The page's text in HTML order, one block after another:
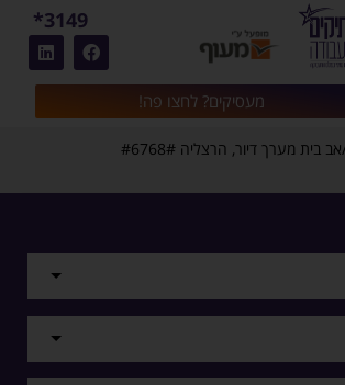
מעסיקים? לחצו פה!
3149*
בית מערך דיור, הרצליה #6768#